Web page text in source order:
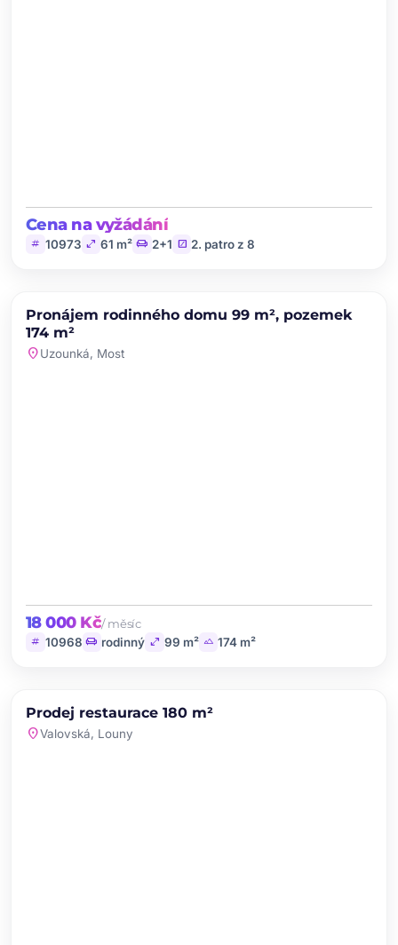
Cena na vyžádání
tag 10973 open_in_full 61 m² chair 2+1 stairs 2. patro z 8
PRONÁJEM favorite
Pronájem rodinného domu 99 m², pozemek
174 m²
location_onUzounká, Most
18 000 Kč/ měsíc
tag 10968 chair rodinný open_in_full 99 m² landscape 174 m²
PRODEJ
Prodej restaurace 180 m²
location_onValovská, Louny